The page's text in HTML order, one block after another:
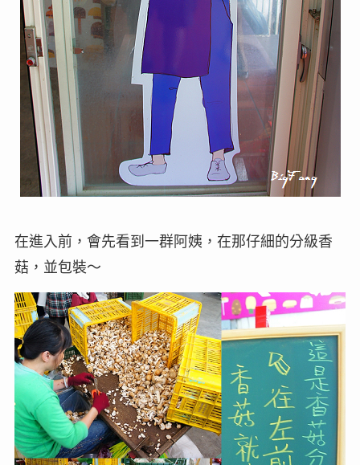
在進入前，會先看到一群阿姨，在那仔細的分級香
菇，並包裝～